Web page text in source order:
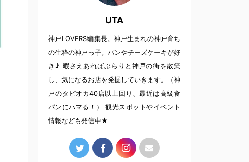
UTA
神戸LOVERS編集長。神戸生まれの神戸育ち
の生粋の神戸っ子。パンやチーズケーキが好
き♪ 暇さえあればぶらりと神戸の街を散策
し、気になるお店を発掘していきます。（神
戸のタピオカ40店以上回り、最近は高級食
パンにハマる！） 観光スポットやイベント
情報なども発信中★